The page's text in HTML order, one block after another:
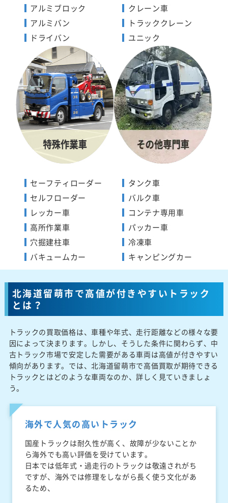
アルミブロック
アルミバン
ドライバン
クレーン車
トラッククレーン
ユニック
セーフティローダー
セルフローダー
レッカー車
高所作業車
穴掘建柱車
バキュームカー
タンク車
バルク車
コンテナ専用車
パッカー車
冷凍車
キャンピングカー
北海道留萌市で高値が付きやすいトラック
とは？
トラックの買取価格は、車種や年式、走行距離などの様々な要
因によって決まります。しかし、そうした条件に関わらず、中
古トラック市場で安定した需要がある車両は高値が付きやすい
傾向があります。では、北海道留萌市で高価買取が期待できる
トラックとはどのような車両なのか、詳しく見ていきましょ
う。
海外で人気の高いトラック
国産トラックは耐久性が高く、故障が少ないことか
ら海外でも高い評価を受けています。
日本では低年式・過走行のトラックは敬遠されがち
ですが、海外では修理をしながら長く使う文化があ
るため、